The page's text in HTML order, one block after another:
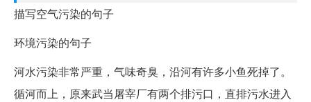
描写空气污染的句子
环境污染的句子
河水污染非常严重，气味奇臭，沿河有许多小鱼死掉了。
循河而上，原来武当屠宰厂有两个排污口，直排污水进入